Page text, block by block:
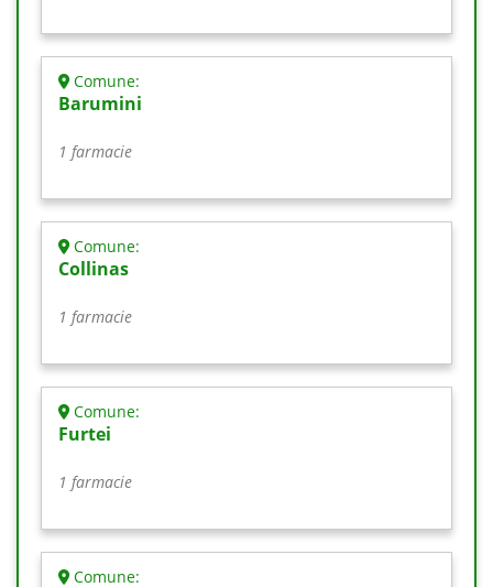
Comune:
Barumini
1 farmacie
Comune:
Collinas
1 farmacie
Comune:
Furtei
1 farmacie
Comune: